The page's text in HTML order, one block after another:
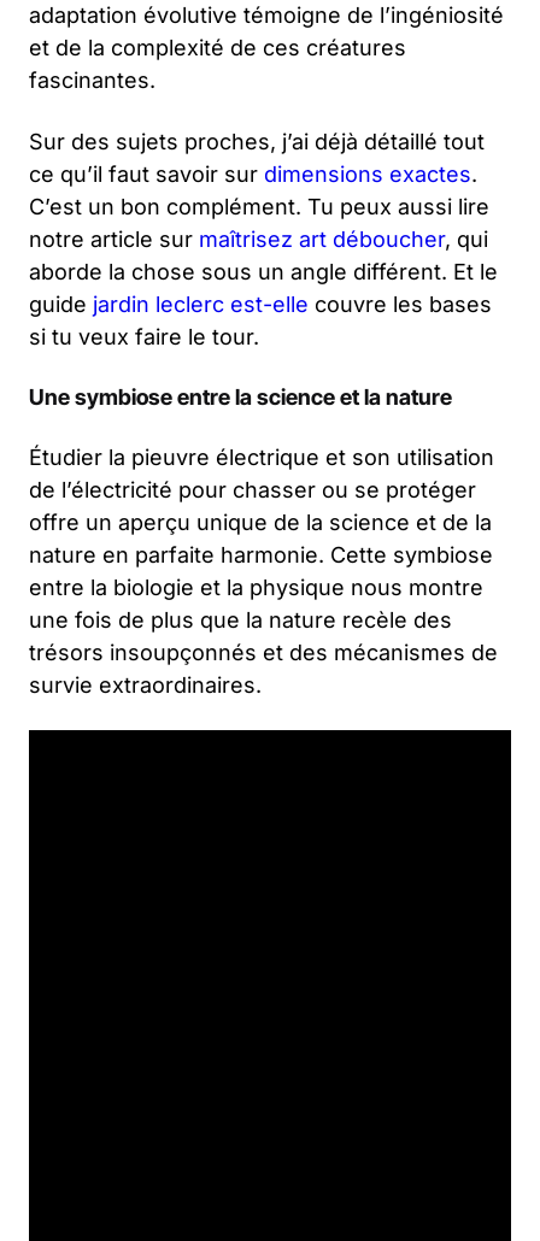
adaptation évolutive témoigne de l’ingéniosité
et de la complexité de ces créatures
fascinantes.
Sur des sujets proches, j’ai déjà détaillé tout
ce qu’il faut savoir sur dimensions exactes.
C’est un bon complément. Tu peux aussi lire
notre article sur maîtrisez art déboucher, qui
aborde la chose sous un angle différent. Et le
guide jardin leclerc est-elle couvre les bases
si tu veux faire le tour.
Une symbiose entre la science et la nature
Étudier la pieuvre électrique et son utilisation
de l’électricité pour chasser ou se protéger
offre un aperçu unique de la science et de la
nature en parfaite harmonie. Cette symbiose
entre la biologie et la physique nous montre
une fois de plus que la nature recèle des
trésors insoupçonnés et des mécanismes de
survie extraordinaires.